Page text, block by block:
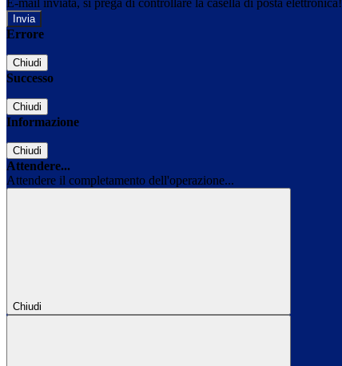
E-mail inviata, si prega di controllare la casella di posta elettronica!
Errore
Chiudi
Successo
Chiudi
Informazione
Chiudi
Attendere...
Attendere il completamento dell'operazione...
Chiudi